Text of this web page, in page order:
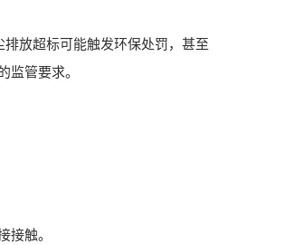
放超标可能触发环保处罚，甚至
监管要求。
触。